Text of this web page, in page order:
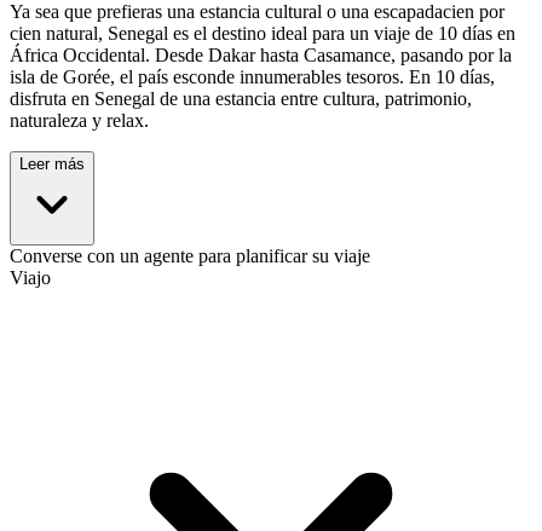
Ya sea que prefieras una estancia cultural o una escapadacien por
cien natural, Senegal es el destino ideal para un viaje de 10 días en
África Occidental. Desde Dakar hasta Casamance, pasando por la
isla de Gorée, el país esconde innumerables tesoros. En 10 días,
disfruta en Senegal de una estancia entre cultura, patrimonio,
naturaleza y relax.
Leer más
Converse con un agente para planificar su viaje
Viajo